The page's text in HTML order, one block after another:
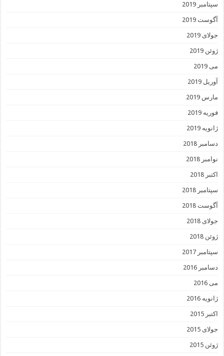
سپتامبر 2019
آگوست 2019
جولای 2019
ژوئن 2019
می 2019
آوریل 2019
مارس 2019
فوریه 2019
ژانویه 2019
دسامبر 2018
نوامبر 2018
اکتبر 2018
سپتامبر 2018
آگوست 2018
جولای 2018
ژوئن 2018
سپتامبر 2017
دسامبر 2016
می 2016
ژانویه 2016
اکتبر 2015
جولای 2015
ژوئن 2015